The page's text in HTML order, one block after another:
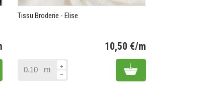
to cart
Tissu Broderie - Elise
10,50 €/m
m Add to cart